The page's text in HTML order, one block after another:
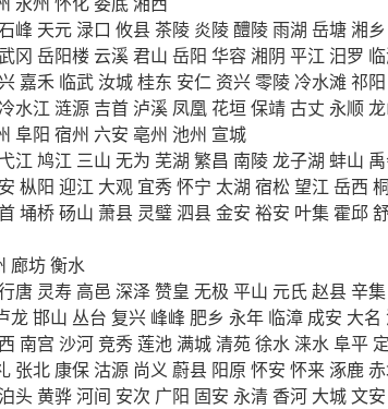
峰 天元 渌口 攸县茶陵 炎陵醴陵雨湖 岳塘湘乡
冈 岳阳楼 云溪君山 岳阳 华容湘阴 平江 汨罗
嘉禾 临武 汝城桂东 安仁 资兴零陵 冷水滩 祁阳
冷水江 涟源 吉首 泸溪 凤凰 花垣保靖古丈 永顺
阜阳 宿州 六安 亳州 池州 宣城
弋江 鸠江 三山 无为 芜湖 繁昌 南陵龙子湖 蚌山
枞阳 迎江 大观 宜秀怀宁 太湖 宿松 望江 岳西
埇桥砀山 萧县 灵璧泗县金安 裕安 叶集 霍邱
廊坊衡水
唐 灵寿 高邑 深泽 赞皇 无极 平山 元氏赵县辛集
龙邯山 丛台 复兴 峰峰 肥乡 永年 临漳 成安 大名
南宫 沙河竞秀莲池 满城清苑徐水 涞水阜平
张北 康保 沽源 尚义 蔚县 阳原 怀安 怀来涿鹿
泊头黄骅河间 安次 广阳 固安 永清 香河 大城文安